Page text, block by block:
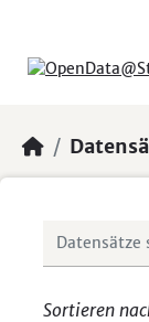
Sortieren